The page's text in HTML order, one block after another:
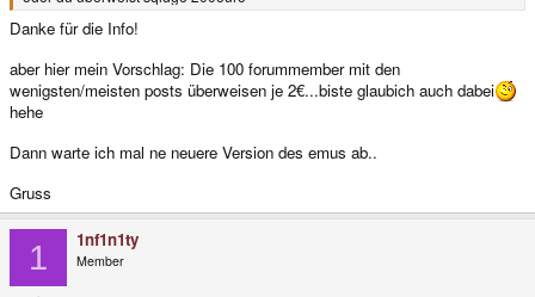
Danke für die Info!
aber hier mein Vorschlag: Die 100 forummember mit den
wenigsten/meisten posts überweisen je 2€...biste glaubich auch dabei
hehe
Dann warte ich mal ne neuere Version des emus ab..
Gruss
1 1nf1n1ty
Member